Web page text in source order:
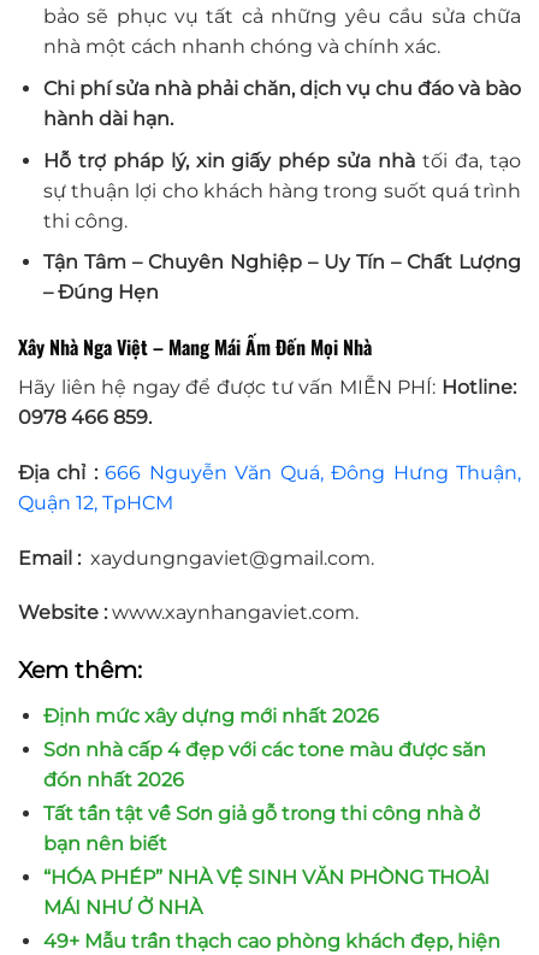
bảo sẽ phục vụ tất cả những yêu cầu sửa chữa
nhà một cách nhanh chóng và chính xác.
Chi phí sửa nhà phải chăn, dịch vụ chu đáo và bào
hành dài hạn.
Hỗ trợ pháp lý, xin giấy phép sửa nhà tối đa, tạo
sự thuận lợi cho khách hàng trong suốt quá trình
thi công.
Tận Tâm – Chuyên Nghiệp – Uy Tín – Chất Lượng
– Đúng Hẹn
Xây Nhà Nga Việt – Mang Mái Ấm Đến Mọi Nhà
Hãy liên hệ ngay để được tư vấn MIỄN PHÍ: Hotline:
0978 466 859.
Địa chỉ :666 Nguyễn Văn Quá, Đông Hưng Thuận,
Quận 12, TpHCM
Email : xaydungngaviet@gmail.com.
Website : www.xaynhangaviet.com.
Xem thêm:
Định mức xây dựng mới nhất 2026
Sơn nhà cấp 4 đẹp với các tone màu được săn
đón nhất 2026
Tất tần tật về Sơn giả gỗ trong thi công nhà ở
bạn nên biết
“HÓA PHÉP” NHÀ VỆ SINH VĂN PHÒNG THOẢI
MÁI NHƯ Ở NHÀ
49+ Mẫu trần thạch cao phòng khách đẹp, hiện